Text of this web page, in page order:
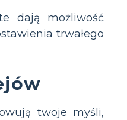
dają możliwość
trwałego
twoje myśli,